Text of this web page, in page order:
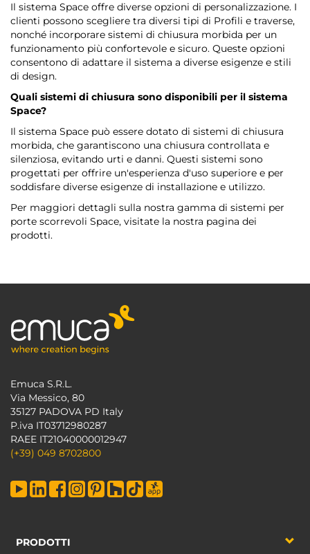
Il sistema Space offre diverse opzioni di personalizzazione. I
clienti possono scegliere tra diversi tipi di Profili e traverse,
nonché incorporare sistemi di chiusura morbida per un
funzionamento più confortevole e sicuro. Queste opzioni
consentono di adattare il sistema a diverse esigenze e stili
di design.
Quali sistemi di chiusura sono disponibili per il sistema
Space?
Il sistema Space può essere dotato di sistemi di chiusura
morbida, che garantiscono una chiusura controllata e
silenziosa, evitando urti e danni. Questi sistemi sono
progettati per offrire un'esperienza d'uso superiore e per
soddisfare diverse esigenze di installazione e utilizzo.
Per maggiori dettagli sulla nostra gamma di sistemi per
porte scorrevoli Space, visitate la nostra pagina dei
prodotti.
Emuca S.R.L.
Via Messico, 80
35127 PADOVA PD Italy
P.iva IT03712980287
RAEE IT21040000012947
(+39) 049 8702800
PRODOTTI